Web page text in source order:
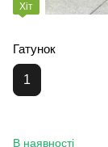
Хіт
Гатунок
1
В наявності